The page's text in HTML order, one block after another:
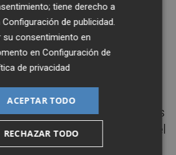
un acuerdo con el
mantenerse una tasa
el impacto
ambas regiones
más que considerable.
recientes, unos
provocarían pérdidas en el
de la eurozona de entre
tiene derecho a
Configuración de publicidad
su consentimiento en
enConfiguración de
de privacidad
ACEPTAR TODO
RECHAZAR TODO